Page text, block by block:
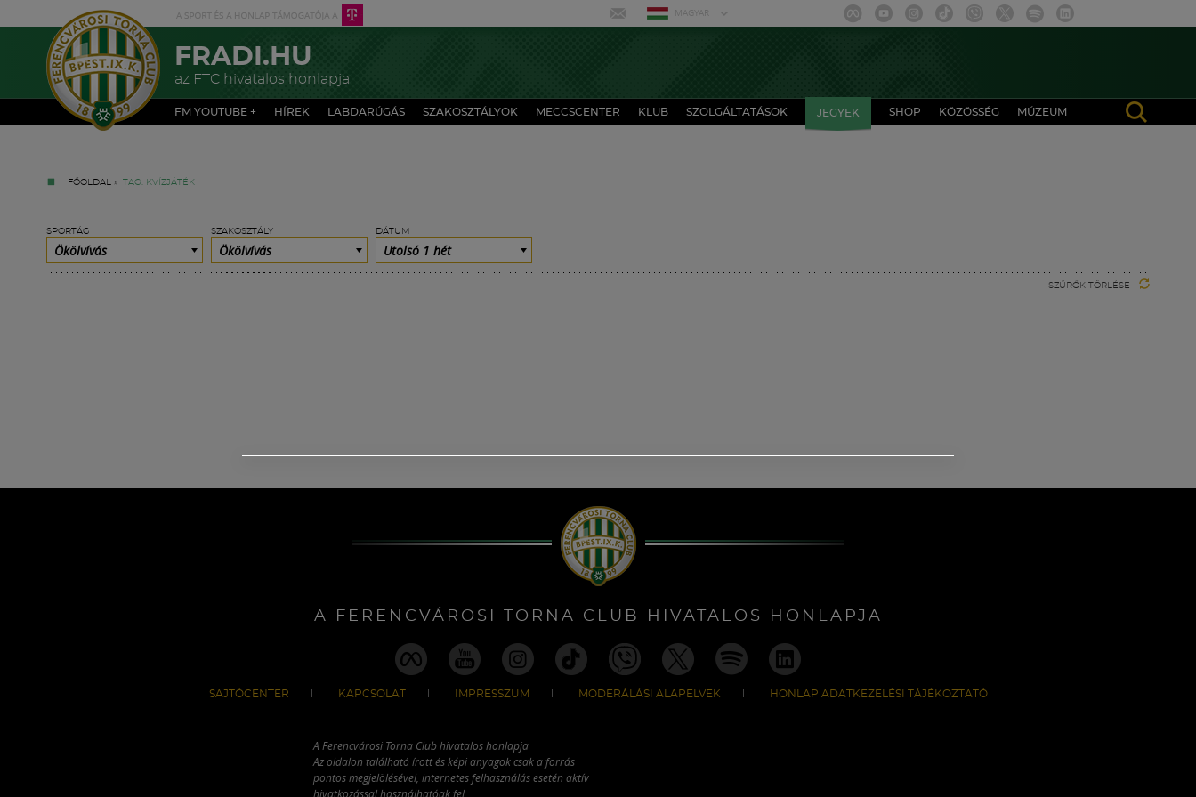
MAGYAR
FRADI.HU
az FTC hivatalos honlapja
FM YOUTUBE + HÍREK LABDARÚGÁS SZAKOSZTÁLYOK MECCSCENTER KLUB SZOLGÁLTATÁSOK JEGYEK SHOP KÖZÖSSÉG MÚZEUM
FŐOLDAL » TAG: KVÍZJÁTÉK
SPORTÁG
Ökölvívás
SZAKOSZTÁLY
Ökölvívás
DÁTUM
Utolsó 1 hét
SZŰRŐK TÖRLÉSE
A FERENCVÁROSI TORNA CLUB HIVATALOS HONLAPJA
SAJTÓCENTER KAPCSOLAT IMPRESSZUM MODERÁLÁSI ALAPELVEK HONLAP ADATKEZELÉSI TÁJÉKOZTATÓ
A Ferencvárosi Torna Club hivatalos honlapja
Az oldalon található írott és képi anyagok csak a forrás
pontos megjelölésével, internetes felhasználás esetén aktív
hivatkozással használhatóak fel.